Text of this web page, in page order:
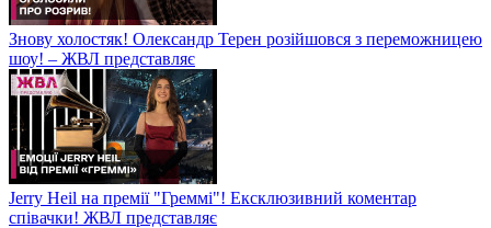
Знову холостяк! Олександр Терен розійшовся з переможницею
шоу! – ЖВЛ представляє
Jerry Heil на премії "Греммі"! Ексклюзивний коментар
співачки! ЖВЛ представляє